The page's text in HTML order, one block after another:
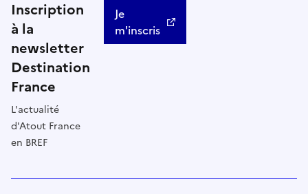
Inscription
à la
newsletter
Destination
France
L'actualité
d'Atout France
en BREF
Je
m'inscris